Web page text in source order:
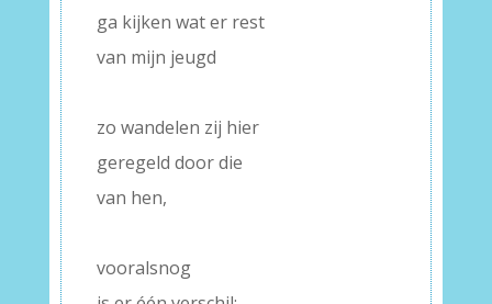
ga kijken wat er rest
van mijn jeugd
zo wandelen zij hier
geregeld door die
van hen,
vooralsnog